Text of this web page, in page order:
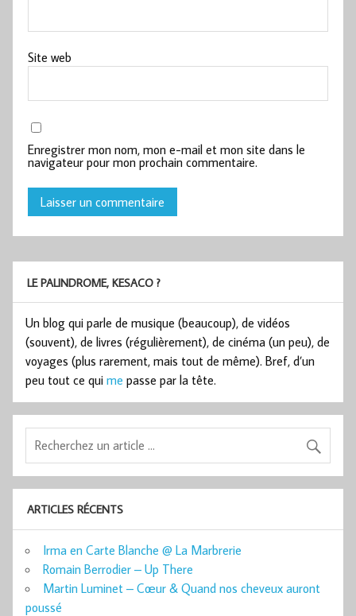
Site web
Enregistrer mon nom, mon e-mail et mon site dans le
navigateur pour mon prochain commentaire.
LE PALINDROME, KESACO ?
Un blog qui parle de musique (beaucoup), de vidéos
(souvent), de livres (régulièrement), de cinéma (un peu), de
voyages (plus rarement, mais tout de même). Bref, d’un
peu tout ce qui me passe par la tête.
ARTICLES RÉCENTS
Irma en Carte Blanche @ La Marbrerie
Romain Berrodier – Up There
Martin Luminet – Cœur & Quand nos cheveux auront
poussé